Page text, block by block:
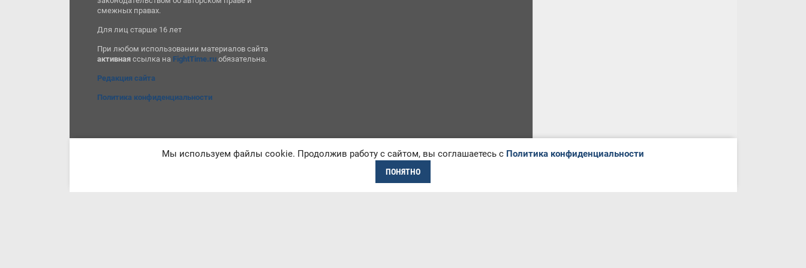
смежных правах.
Для лиц старше 16 лет
При любом использовании материалов сайта
активная ссылка на FightTime.ru обязательна.
Редакция сайта
Политика конфиденциальности
Мы используем файлы cookie. Продолжив работу с сайтом, вы соглашаетесь с Политика конфиденциальности
ПОНЯТНО